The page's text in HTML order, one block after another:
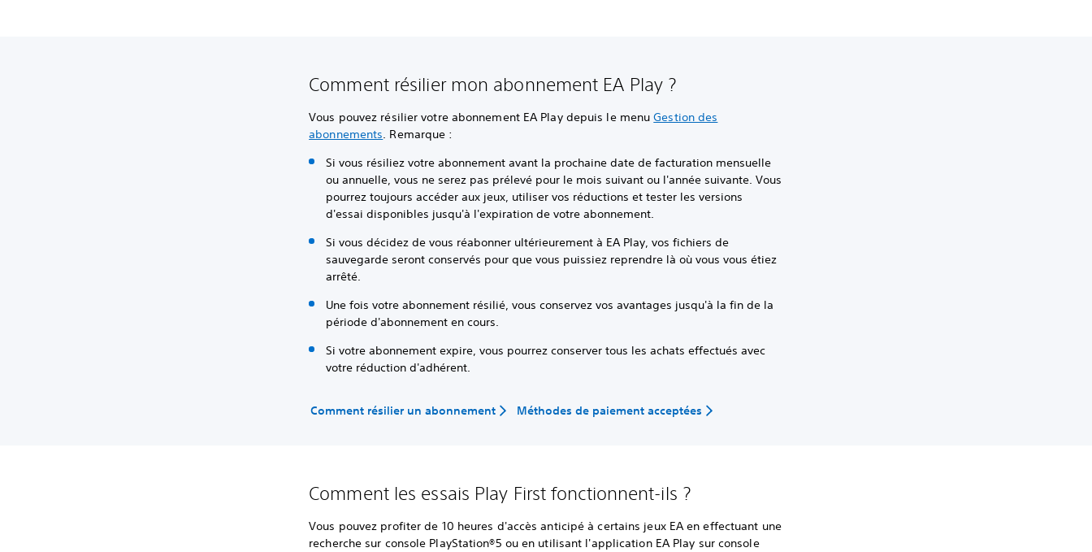
Comment résilier mon abonnement EA Play ?
Vous pouvez résilier votre abonnement EA Play depuis le menuGestion des
abonnements . Remarque :
Si vous résiliez votre abonnement avant la prochaine date de facturation mensuelle
ou annuelle, vous ne serez pas prélevé pour le mois suivant ou l'année suivante. Vous
pourrez toujours accéder aux jeux, utiliser vos réductions et tester les versions
d'essai disponibles jusqu'à l'expiration de votre abonnement.
Si vous décidez de vous réabonner ultérieurement à EA Play, vos fichiers de
sauvegarde seront conservés pour que vous puissiez reprendre là où vous vous étiez
arrêté.
Une fois votre abonnement résilié, vous conservez vos avantages jusqu'à la fin de la
période d'abonnement en cours.
Si votre abonnement expire, vous pourrez conserver tous les achats effectués avec
votre réduction d'adhérent.
Comment résilier un abonnement Méthodes de paiement acceptées
Comment les essais Play First fonctionnent-ils ?
Vous pouvez profiter de 10 heures d'accès anticipé à certains jeux EA en effectuant une
recherche sur console PlayStation®5 ou en utilisant l'application EA Play sur console